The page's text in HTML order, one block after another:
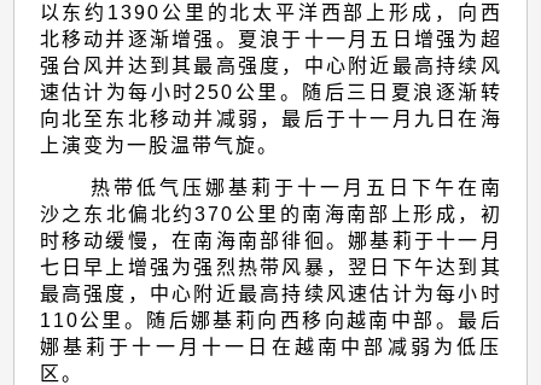
以东约1390公里的北太平洋西部上形成，向西
北移动并逐渐增强。夏浪于十一月五日增强为超
强台风并达到其最高强度，中心附近最高持续风
速估计为每小时250公里。随后三日夏浪逐渐转
向北至东北移动并减弱，最后于十一月九日在海
上演变为一股温带气旋。
热带低气压娜基莉于十一月五日下午在南
沙之东北偏北约370公里的南海南部上形成，初
时移动缓慢，在南海南部徘徊。娜基莉于十一月
七日早上增强为强烈热带风暴，翌日下午达到其
最高强度，中心附近最高持续风速估计为每小时
110公里。随后娜基莉向西移向越南中部。最后
娜基莉于十一月十一日在越南中部减弱为低压
区。